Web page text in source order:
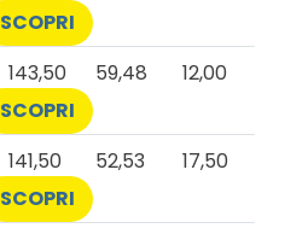
SCOPRI
143,50 59,48
12,00
SCOPRI
141,50 52,53
17,50
SCOPRI